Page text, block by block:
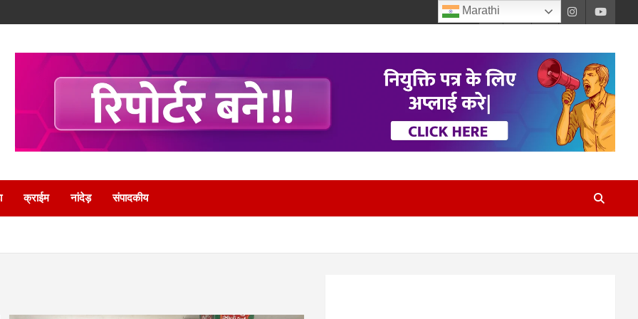
क्राईम नांदेड़ संपादकीय
Marathi